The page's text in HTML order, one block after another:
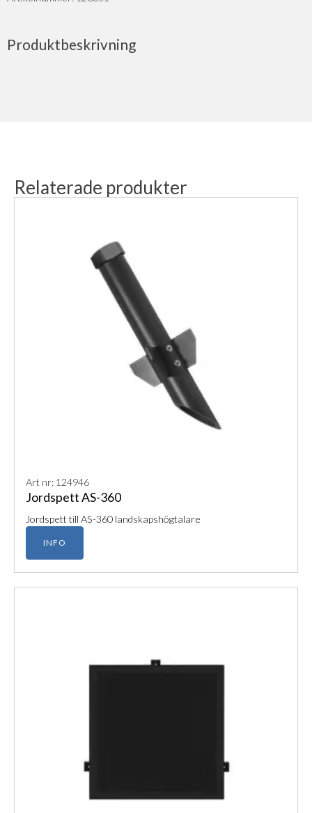
Produktbeskrivning
Relaterade produkter
Art nr: 124946
Jordspett AS-360
Jordspett till AS-360 landskapshögtalare
INFO